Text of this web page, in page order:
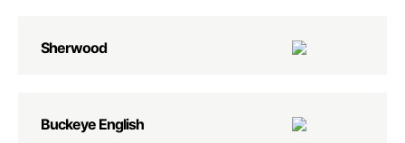
Sherwood
Buckeye English